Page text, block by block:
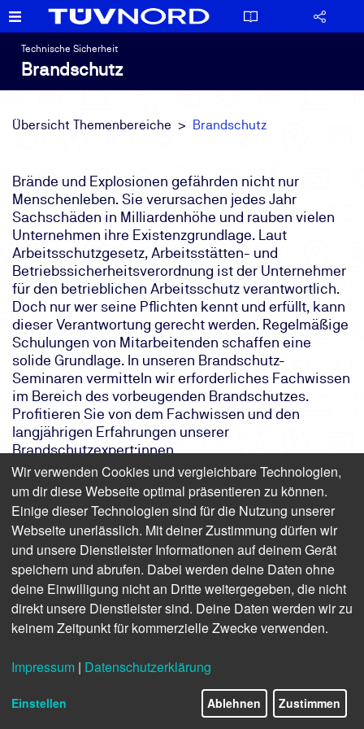
Technische Sicherheit
Brandschutz
Übersicht Themenbereiche Brandschutz
Brände und Explosionen gefährden nicht nur
Menschenleben. Sie verursachen jedes Jahr
Sachschäden in Milliardenhöhe und rauben vielen
Unternehmen ihre Existenzgrundlage. Laut
Arbeitsschutzgesetz, Arbeitsstätten- und
Betriebssicherheitsverordnung ist der Unternehmer
für den betrieblichen Arbeitsschutz verantwortlich.
Doch nur wer seine Pflichten kennt und erfüllt, kann
dieser Verantwortung gerecht werden. Regelmäßige
Schulungen von Mitarbeitenden schaffen eine
solide Grundlage. In unseren Brandschutz-
Seminaren vermitteln wir erforderliches Fachwissen
im Bereich des vorbeugenden Brandschutzes.
Profitieren Sie von dem Fachwissen und den
langjährigen Erfahrungen unserer
Brandschutzexpert:innen.
Ihre Ansprechpartner
Als Produktmanagerin helfe ich Ihnen gerne persönlich
Wir verwenden Cookies und vergleichbare Technologien,
um dir diese Webseite optimal präsentieren zu können.
Einige dieser Technologien sind für die Nutzung unserer
Webseite unerlässlich. Mit deiner Zustimmung dürfen wir
und unsere Dienstleister Informationen auf deinem Gerät
speichern und abrufen. Dabei werden deine Daten ohne
deine Einwilligung nicht an Dritte weitergegeben, die nicht
direkt unsere Dienstleister sind. Deine Daten werden wir zu
keinem Zeitpunkt für kommerzielle Zwecke verwenden.
Impressum | Datenschutzerklärung
Einstellen Ablehnen Zustimmen